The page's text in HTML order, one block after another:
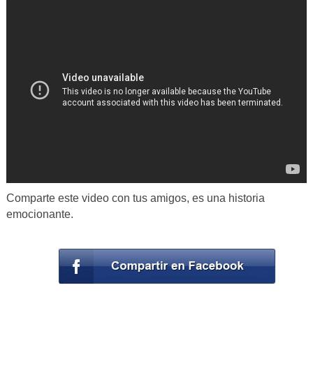
Comparte este video con tus amigos, es una historia
emocionante.